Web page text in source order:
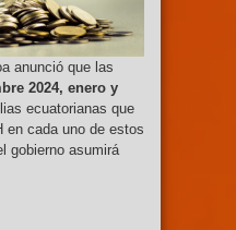
anunció que las
2024, enero y
ecuatorianas que
en cada uno de estos
gobierno asumirá